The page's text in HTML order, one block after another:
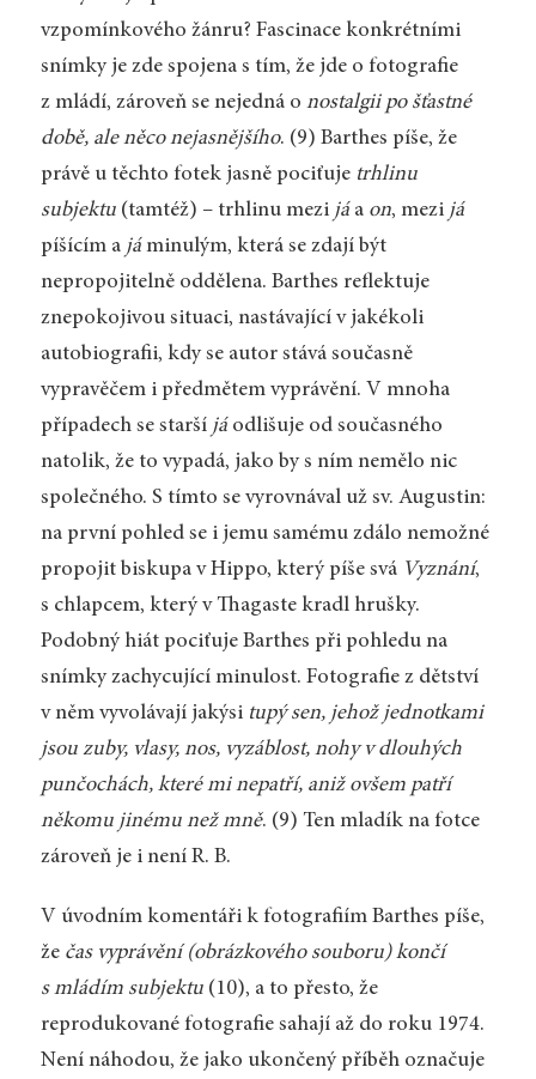
vzpomínkového žánru? Fascinace konkrétními
snímky je zde spojena s tím, že jde o fotografie
z mládí, zároveň se nejedná o nostalgii po šťastné
době, ale něco nejasnějšího. (9) Barthes píše, že
právě u těchto fotek jasně pociťuje trhlinu
subjektu(tamtéž) – trhlinu mezi jáa on, mezi já
píšícím a jáminulým, která se zdají být
nepropojitelně oddělena. Barthes reflektuje
znepokojivou situaci, nastávající v jakékoli
autobiografii, kdy se autor stává současně
vypravěčem i předmětem vyprávění. V mnoha
případech se starší jáodlišuje od současného
natolik, že to vypadá, jako by s ním nemělo nic
společného. S tímto se vyrovnával už sv. Augustin:
na první pohled se i jemu samému zdálo nemožné
propojit biskupa v Hippo, který píše svá Vyznání,
s chlapcem, který v Thagaste kradl hrušky.
Podobný hiát pociťuje Barthes při pohledu na
snímky zachycující minulost. Fotografie z dětství
v něm vyvolávají jakýsi tupý sen, jehož jednotkami
jsou zuby, vlasy, nos, vyzáblost, nohy v dlouhých
punčochách, které mi nepatří, aniž ovšem patří
někomu jinému než mně. (9) Ten mladík na fotce
zároveň je i není R. B.
V úvodním komentáři k fotografiím Barthes píše,
že čas vyprávění (obrázkového souboru) končí
s mládím subjektu(10), a to přesto, že
reprodukované fotografie sahají až do roku 1974.
Není náhodou, že jako ukončený příběh označuje